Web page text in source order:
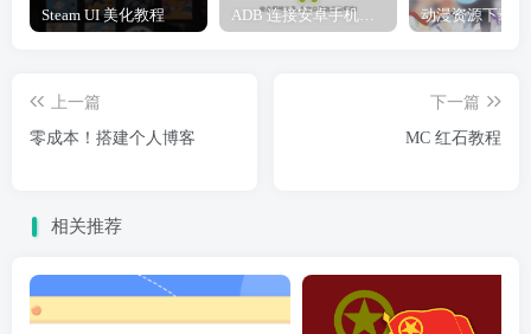
Steam UI 美化教程 ADB 连接安卓手机教程 动漫资源下载
上一篇
零成本！搭建个人博客
下一篇
MC 红石教程
相关推荐